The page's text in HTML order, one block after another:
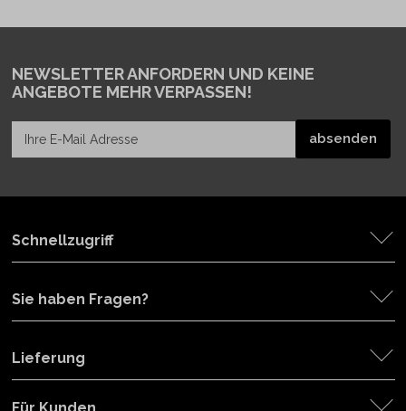
NEWSLETTER ANFORDERN UND KEINE
ANGEBOTE MEHR VERPASSEN!
Schnellzugriff
Sie haben Fragen?
Lieferung